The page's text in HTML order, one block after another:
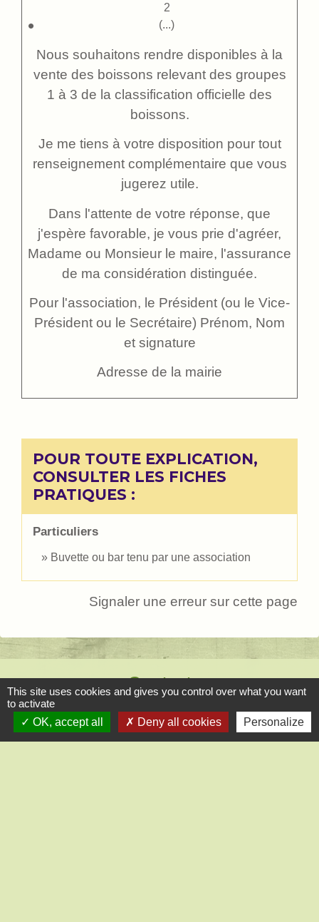
2
(...)
Nous souhaitons rendre disponibles à la
vente des boissons relevant des groupes
1 à 3 de la classification officielle des
boissons.
Je me tiens à votre disposition pour tout
renseignement complémentaire que vous
jugerez utile.
Dans l'attente de votre réponse, que
j'espère favorable, je vous prie d'agréer,
Madame ou Monsieur le maire, l'assurance
de ma considération distinguée.
Pour l'association, le Président (ou le Vice-
Président ou le Secrétaire) Prénom, Nom
et signature
Adresse de la mairie
POUR TOUTE EXPLICATION,
CONSULTER LES FICHES
PRATIQUES :
Particuliers
Buvette ou bar tenu par une association
Signaler une erreur sur cette page
Contact
Mairie de Saint-Lucien
1, chemin de la Tour
This site uses cookies and gives you control over what you want
to activate
OK, accept all
Deny all cookies Personalize